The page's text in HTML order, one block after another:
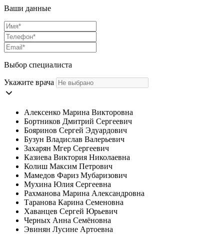
Ваши данные
Выбор специалиста
Укажите врача
Алексенко Марина Викторовна
Бортников Дмитрий Сергеевич
Бояринов Сергей Эдуардович
Бузун Владислав Валерьевич
Захарян Мгер Сергеевич
Казиева Виктория Николаевна
Колиш Максим Петрович
Мамедов Фариз Мубаризович
Мухина Юлия Сергеевна
Рахманова Марина Александровна
Таранова Карина Семеновна
Хаванцев Сергей Юрьевич
Черных Анна Семёновна
Эвинян Лусине Артоевна